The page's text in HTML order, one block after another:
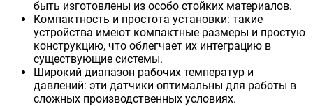
быть изготовлены из особо стойких материалов.
Компактность и простота установки: такие
устройства имеют компактные размеры и простую
конструкцию, что облегчает их интеграцию в
существующие системы.
Широкий диапазон рабочих температур и
давлений: эти датчики оптимальны для работы в
сложных производственных условиях.